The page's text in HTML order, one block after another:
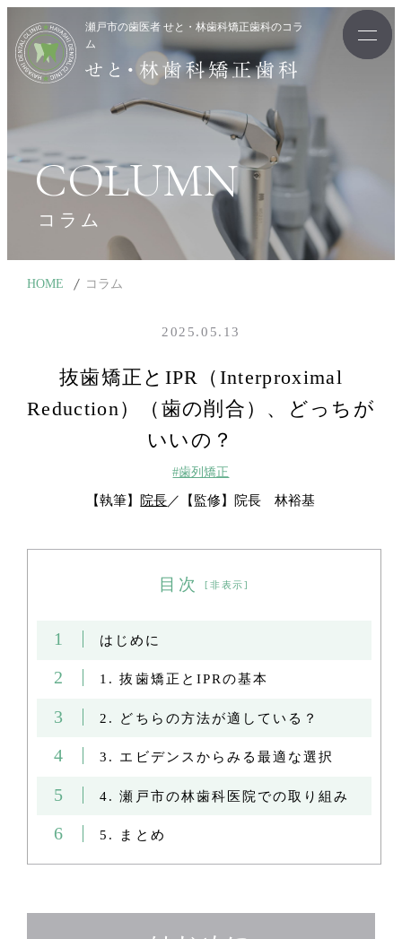
瀬戸市の歯医者 せと・林歯科矯正歯科のコラ
ム
COLUMN
コラム
HOME コラム
2025.05.13
抜歯矯正とIPR（Interproximal
Reduction）（歯の削合）、どっちが
いいの？
#歯列矯正
【執筆】 院長 【監修】 院長 林裕基
目次 [ 非表示]
1 はじめに
2 1. 抜歯矯正とIPRの基本
3 2. どちらの方法が適している？
4 3. エビデンスからみる最適な選択
5 4. 瀬戸市の林歯科医院での取り組み
6 5. まとめ